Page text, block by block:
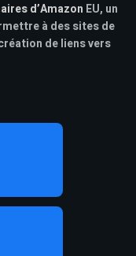
d’Amazon EU, un
à des sites de
de liens vers